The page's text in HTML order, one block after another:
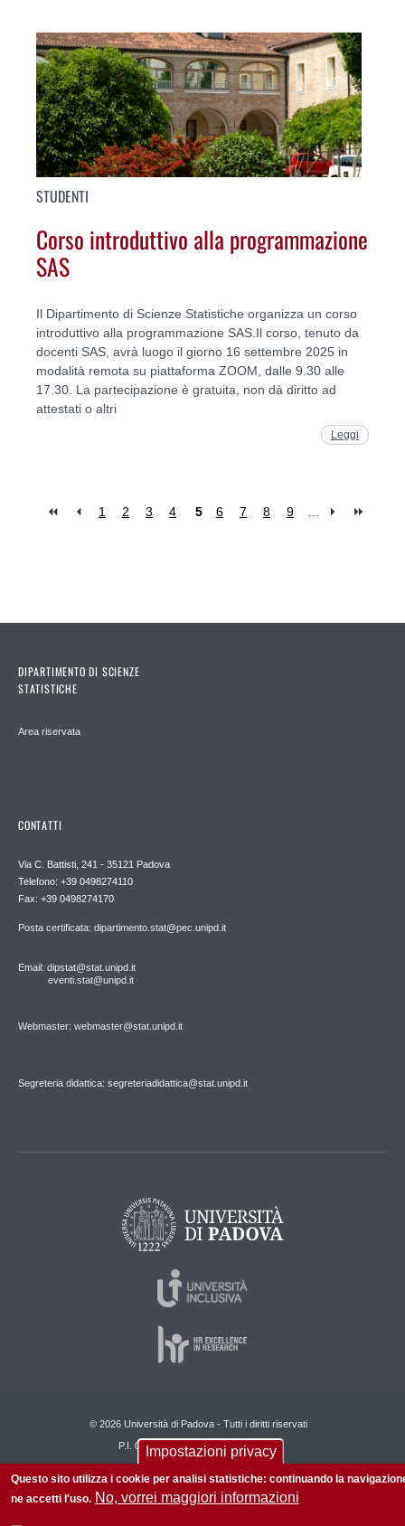
STUDENTI
Corso introduttivo alla programmazione
SAS
Il Dipartimento di Scienze Statistiche organizza un corso
introduttivo alla programmazione SAS.Il corso, tenuto da
docenti SAS, avrà luogo il giorno 16 settembre 2025 in
modalità remota su piattaforma ZOOM, dalle 9.30 alle
17.30. La partecipazione è gratuita, non dà diritto ad
attestati o altri
Leggi
1 2 3 4 5 6 7 8 9
DIPARTIMENTO DI SCIENZE
STATISTICHE
Area riservata
CONTATTI
Via C. Battisti, 241 - 35121 Padova
Telefono: +39 0498274110
Fax: +39 0498274170
Posta certificata: dipartimento.stat@pec.unipd.it
Email: dipstat@stat.unipd.it
eventi.stat@unipd.it
Webmaster: webmaster@stat.unipd.it
Segreteria didattica: segreteriadidattica@stat.unipd.it
© 2026 Università di Padova - Tutti i diritti riservati
P.I. 00742430283 C.F. 80006480281
Impostazioni privacy
Questo sito utilizza i cookie per analisi statistiche: continuando la
ne accetti l'uso. No, vorrei maggiori informazioni